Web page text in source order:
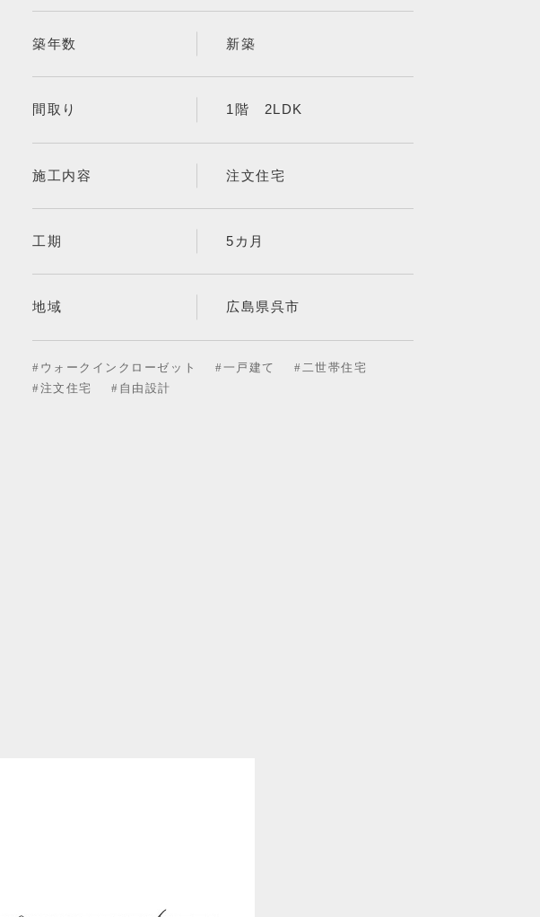
築年数 新築
間取り 1階 2LDK
施工内容 注文住宅
工期 5カ月
地域 広島県呉市
#ウォークインクローゼット #一戸建て
#二世帯住宅
#注文住宅
#自由設計